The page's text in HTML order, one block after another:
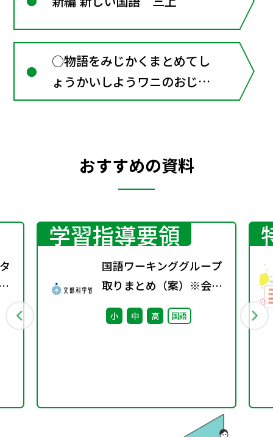
○物語をみじかくまとめてし
ょうかいしようワニのおじい
さんのたから物（物語） 川
子を表す言葉
おすすめの資料
学習指導要領
国語ワーキンググループ
取りまとめ（案）※会議
後修正
小 中 高 国語